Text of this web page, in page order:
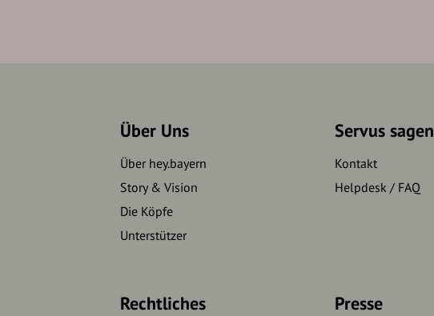
Über Uns
Über hey.bayern
Story & Vision
Die Köpfe
Unterstützer
Servus sagen
Kontakt
Helpdesk / FAQ
Rechtliches Presse